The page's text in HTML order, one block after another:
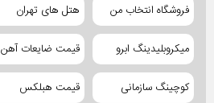
فروشگاه انتخاب من هتل های تهران
میکروبلیدینگ ابرو قیمت ضایعات آهن
کوچینگ سازمانی قیمت هبلکس